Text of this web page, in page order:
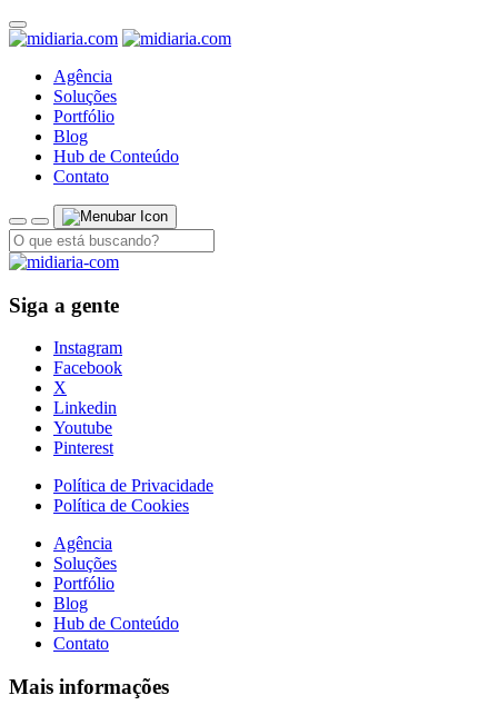
Agência
Soluções
Portfólio
Blog
Hub de Conteúdo
Contato
Siga a gente
Instagram
Facebook
X
Linkedin
Youtube
Pinterest
Política de Privacidade
Política de Cookies
Agência
Soluções
Portfólio
Blog
Hub de Conteúdo
Contato
Mais informações